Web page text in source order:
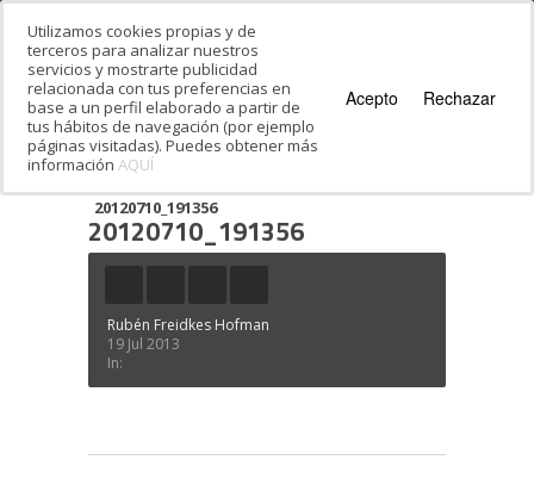
Estás en:
disfruta del hebreo cantando! ·
20120710_191356
20120710_191356
Rubén Freidkes Hofman
19 Jul 2013
In:
Utilizamos cookies propias y de
terceros para analizar nuestros
servicios y mostrarte publicidad
relacionada con tus preferencias en
base a un perfil elaborado a partir de
tus hábitos de navegación (por ejemplo
páginas visitadas). Puedes obtener más
información AQUÍ
Acepto Rechazar